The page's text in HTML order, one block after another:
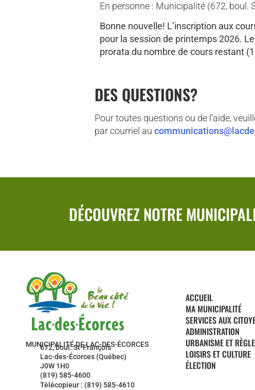
En personne : Municipalité (672, boul.
Bonne nouvelle! L’inscription aux
pour la session de printemps 2026.
prorata du nombre de cours restant
DES QUESTIONS?
Pour toutes questions ou de l’aide,
par courriel au
DÉCOUVREZ NOTRE
MUNICIPALITÉ DE LAC-DES-ÉCORCES
672, boul. St-François
Lac-des-Écorces (Québec)
J0W 1H0
(819) 585-4600
Télécopieur : (819) 585-4610
ACCUEIL
MA MUNICIPALITÉ
SERVICES AUX
ADMINISTRATION
URBANISME ET
LOISIRS ET CULTURE
ÉLECTION